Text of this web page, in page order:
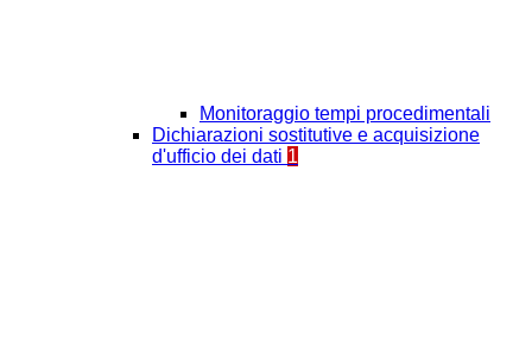
Monitoraggio tempi procedimentali
Dichiarazioni sostitutive e acquisizione
d'ufficio dei dati 1